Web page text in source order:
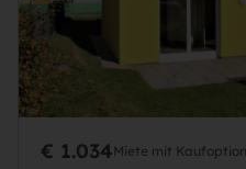
€ 1.034Miete mit